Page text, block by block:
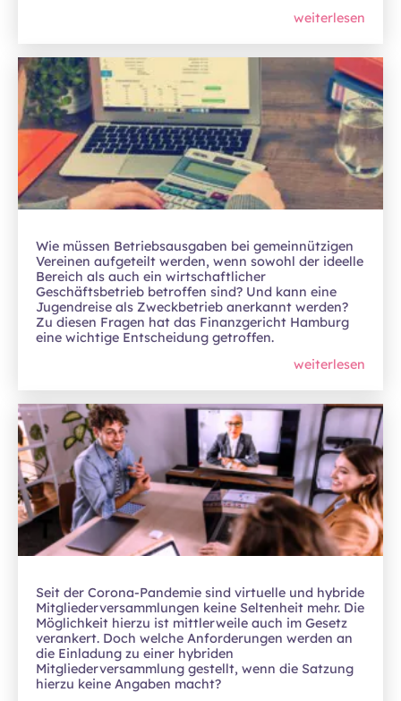
weiterlesen
Wie müssen Betriebsausgaben bei gemeinnützigen
Vereinen aufgeteilt werden, wenn sowohl der ideelle
Bereich als auch ein wirtschaftlicher
Geschäftsbetrieb betroffen sind? Und kann eine
Jugendreise als Zweckbetrieb anerkannt werden?
Zu diesen Fragen hat das Finanzgericht Hamburg
eine wichtige Entscheidung getroffen.
weiterlesen
Seit der Corona-Pandemie sind virtuelle und hybride
Mitgliederversammlungen keine Seltenheit mehr. Die
Möglichkeit hierzu ist mittlerweile auch im Gesetz
verankert. Doch welche Anforderungen werden an
die Einladung zu einer hybriden
Mitgliederversammlung gestellt, wenn die Satzung
hierzu keine Angaben macht?